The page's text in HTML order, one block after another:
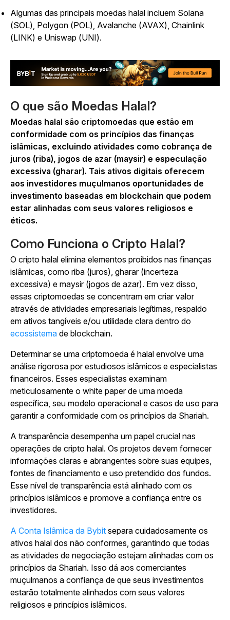
Algumas das principais moedas halal incluem Solana
(SOL), Polygon (POL), Avalanche (AVAX), Chainlink
(LINK) e Uniswap (UNI).
O que são Moedas Halal?
Moedas halal são criptomoedas que estão em
conformidade com os princípios das finanças
islâmicas, excluindo atividades como cobrança de
juros (riba), jogos de azar (maysir) e especulação
excessiva (gharar). Tais ativos digitais oferecem
aos investidores muçulmanos oportunidades de
investimento baseadas em blockchain que podem
estar alinhadas com seus valores religiosos e
éticos.
Como Funciona o Cripto Halal?
O cripto halal elimina elementos proibidos nas finanças
islâmicas, como riba (juros), gharar (incerteza
excessiva) e maysir (jogos de azar). Em vez disso,
essas criptomoedas se concentram em criar valor
através de atividades empresariais legítimas, respaldo
em ativos tangíveis e/ou utilidade clara dentro do
ecossistema de blockchain.
Determinar se uma criptomoeda é halal envolve uma
análise rigorosa por estudiosos islâmicos e especialistas
financeiros. Esses especialistas examinam
meticulosamente o white paper de uma moeda
específica, seu modelo operacional e casos de uso para
garantir a conformidade com os princípios da Shariah.
A transparência desempenha um papel crucial nas
operações de cripto halal. Os projetos devem fornecer
informações claras e abrangentes sobre suas equipes,
fontes de financiamento e uso pretendido dos fundos.
Esse nível de transparência está alinhado com os
princípios islâmicos e promove a confiança entre os
investidores.
A Conta Islâmica da Bybit separa cuidadosamente os
ativos halal dos não conformes, garantindo que todas
as atividades de negociação estejam alinhadas com os
princípios da Shariah. Isso dá aos comerciantes
muçulmanos a confiança de que seus investimentos
estarão totalmente alinhados com seus valores
religiosos e princípios islâmicos.